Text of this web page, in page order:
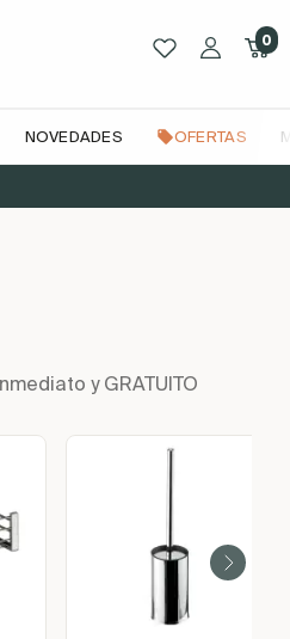
0
NOVEDADES OFERTAS
y GRATUITO